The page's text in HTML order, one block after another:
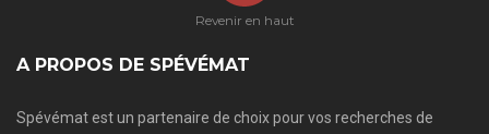
A PROPOS DE SPÉVÉMAT
Spévémat est un partenaire de choix pour vos recherches de
Revenir en haut